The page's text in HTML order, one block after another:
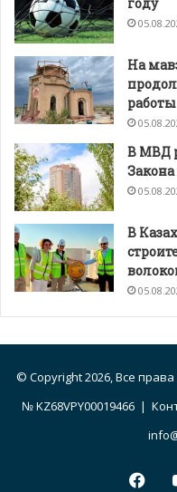
году
На
работы
В МВД
В
© Copyright 2026, Все
№ KZ68VPY00019466 |